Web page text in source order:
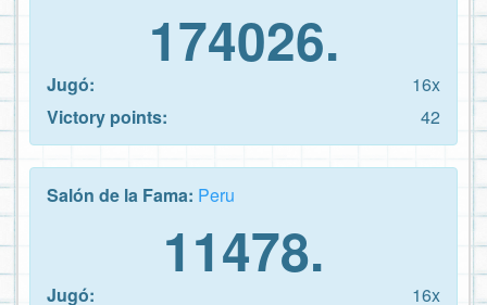
174026.
Jugó:
16x
Victory points:
42
Salón de la Fama: Peru
11478.
Jugó:
16x